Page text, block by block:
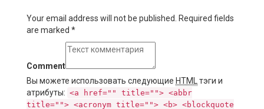
Your email address will not be published. Required fields
are marked *
Comment
Вы можете использовать следующие HTML
тэги и
атрибуты: <a href="" title=""> <abbr
title=""> <acronym title=""> <b> <blockquote